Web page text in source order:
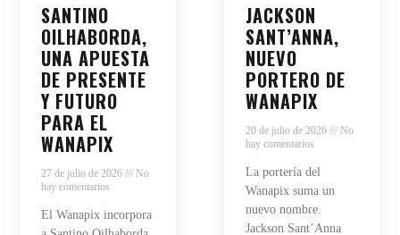
SANTINO
OILHABORDA,
UNA APUESTA
DE PRESENTE
Y FUTURO
PARA EL
WANAPIX
27 de julio de 2026
No
hay comentarios
El Wanapix incorpora
JACKSON
SANT’ANNA,
NUEVO
PORTERO DE
WANAPIX
20 de julio de 2026
No
hay comentarios
La portería del
Wanapix suma un
nuevo nombre.
Jackson Sant’Anna